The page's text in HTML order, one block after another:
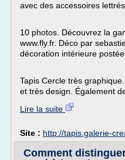
avec des accessoires
10 photos. Découvrez la
www.fly.fr. Déco par
décoration intérieure
Tapis Cercle très
et très design. Également
Lire la suite
Site : http://tapis.galerie-
Comment